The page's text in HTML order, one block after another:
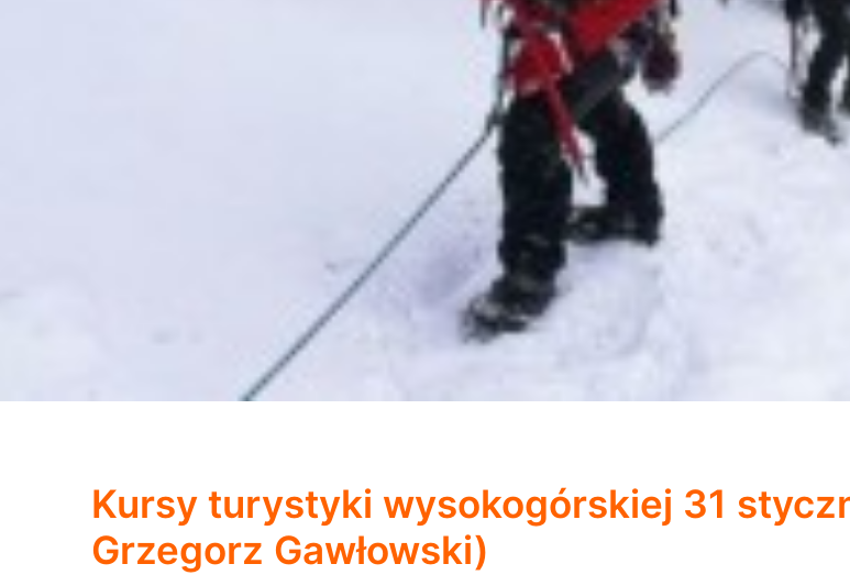
Kursy turystyki wysokogórskiej 31
Grzegorz Gawłowski)